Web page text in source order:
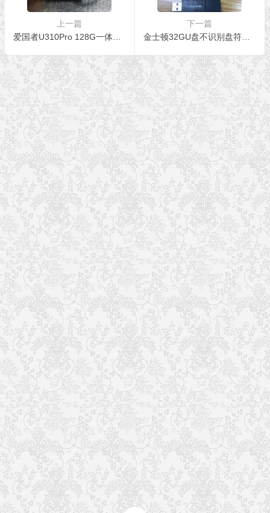
上一篇
爱国者U310Pro 128G一体化U盘数据恢复成功
下一篇
金士顿32GU盘不识别盘符不识别容量数据恢复成功